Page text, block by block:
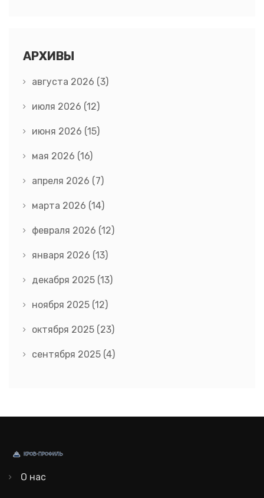
АРХИВЫ
августа 2026 (3)
июля 2026 (12)
июня 2026 (15)
мая 2026 (16)
апреля 2026 (7)
марта 2026 (14)
февраля 2026 (12)
января 2026 (13)
декабря 2025 (13)
ноября 2025 (12)
октября 2025 (23)
сентября 2025 (4)
О нас